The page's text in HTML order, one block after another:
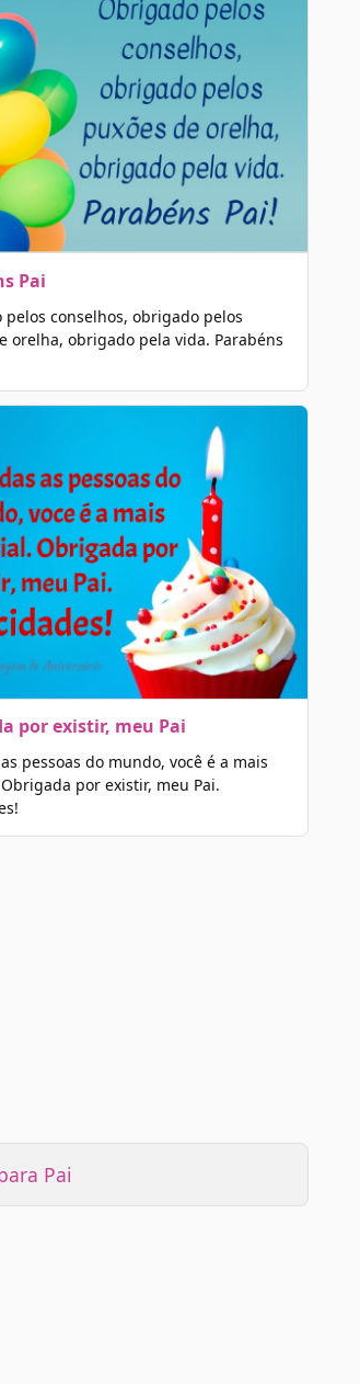
Pai
pelos conselhos, obrigado pelos
orelha, obrigado pela vida. Parabéns
por existir, meu Pai
pessoas do mundo, você é a mais
por existir, meu Pai.
Pai